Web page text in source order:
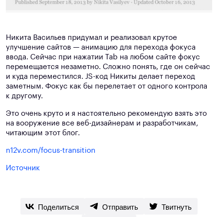
Никита Васильев придумал и реализовал крутое
улучшение сайтов — анимацию для перехода фокуса
ввода. Сейчас при нажатии Tab на любом сайте фокус
перемещается незаметно. Сложно понять, где он сейчас
и куда переместился. JS-код Никиты делает переход
заметным. Фокус как бы перелетает от одного контрола
к другому.
Это очень круто и я настоятельно рекомендую взять это
на вооружение все веб-дизайнерам и разработчикам,
читающим этот блог.
n12v.com/focus-transition
Источник
Поделиться Отправить
Твитнуть